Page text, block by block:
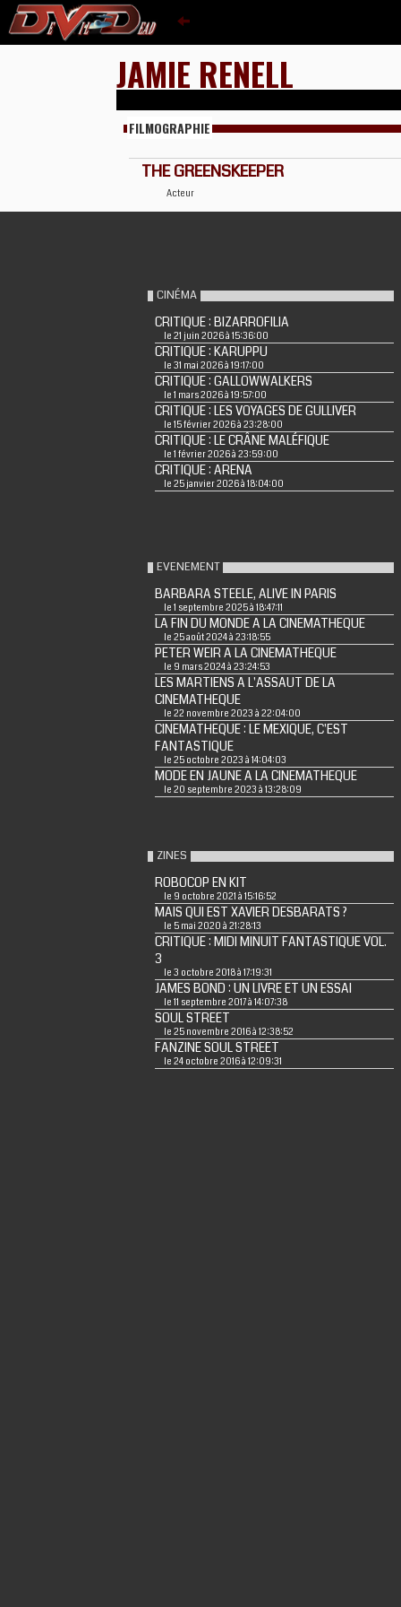
JAMIE RENELL
FILMOGRAPHIE
THE GREENSKEEPER
Acteur
CINÉMA
CRITIQUE : BIZARROFILIA
le 21 juin 2026 à 15:36:00
CRITIQUE : KARUPPU
le 31 mai 2026 à 19:17:00
CRITIQUE : GALLOWWALKERS
le 1 mars 2026 à 19:57:00
CRITIQUE : LES VOYAGES DE GULLIVER
le 15 février 2026 à 23:28:00
CRITIQUE : LE CRÂNE MALÉFIQUE
le 1 février 2026 à 23:59:00
CRITIQUE : ARENA
le 25 janvier 2026 à 18:04:00
EVENEMENT
BARBARA STEELE, ALIVE IN PARIS
le 1 septembre 2025 à 18:47:11
LA FIN DU MONDE A LA CINEMATHEQUE
le 25 août 2024 à 23:18:55
PETER WEIR A LA CINEMATHEQUE
le 9 mars 2024 à 23:24:53
LES MARTIENS A L'ASSAUT DE LA
CINEMATHEQUE
le 22 novembre 2023 à 22:04:00
CINEMATHEQUE : LE MEXIQUE, C'EST
FANTASTIQUE
le 25 octobre 2023 à 14:04:03
MODE EN JAUNE A LA CINEMATHEQUE
le 20 septembre 2023 à 13:28:09
ZINES
ROBOCOP EN KIT
le 9 octobre 2021 à 15:16:52
MAIS QUI EST XAVIER DESBARATS ?
le 5 mai 2020 à 21:28:13
CRITIQUE : MIDI MINUIT FANTASTIQUE VOL.
3
le 3 octobre 2018 à 17:19:31
JAMES BOND : UN LIVRE ET UN ESSAI
le 11 septembre 2017 à 14:07:38
SOUL STREET
le 25 novembre 2016 à 12:38:52
FANZINE SOUL STREET
le 24 octobre 2016 à 12:09:31